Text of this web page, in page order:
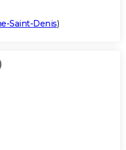
Saint-Denis)